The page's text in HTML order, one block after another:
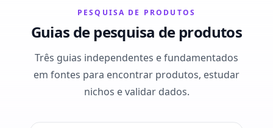
PESQUISA DE PRODUTOS
Guias de pesquisa de produtos
Três guias independentes e fundamentados
em fontes para encontrar produtos, estudar
nichos e validar dados.